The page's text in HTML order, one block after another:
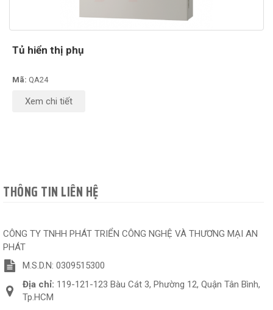
Tủ hiển thị phụ
Mã: QA24
Xem chi tiết
THÔNG TIN LIÊN HỆ
CÔNG TY TNHH PHÁT TRIỂN CÔNG NGHỆ VÀ THƯƠNG MẠI AN
PHÁT
M.S.D.N: 0309515300
Địa chỉ: 119-121-123 Bàu Cát 3, Phường 12, Quận Tân Bình,
Tp.HCM